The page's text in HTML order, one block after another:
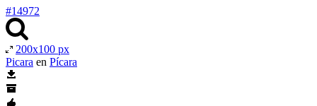
#14972
200x100 px
Picara en Pícara